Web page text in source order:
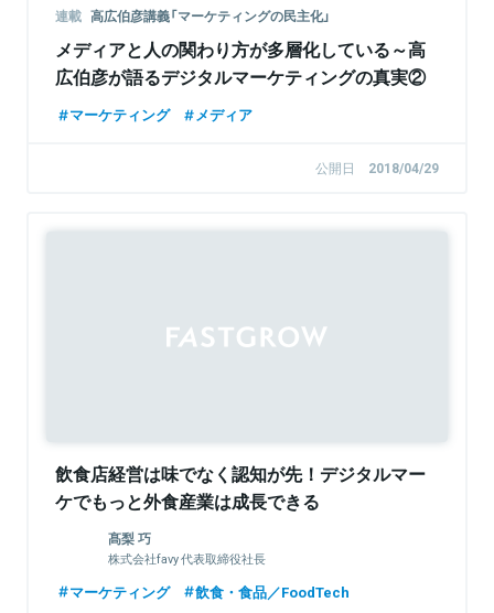
連載 高広伯彦講義「マーケティングの民主化」
メディアと人の関わり方が多層化している～高
広伯彦が語るデジタルマーケティングの真実②
マーケティング メディア
公開日 2018/04/29
飲食店経営は味でなく認知が先！デジタルマー
ケでもっと外食産業は成長できる
髙梨 巧
株式会社favy 代表取締役社長
マーケティング 飲食・食品／FoodTech